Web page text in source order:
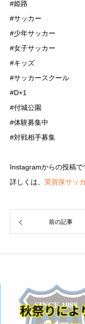
#姫路
#サッカー
#少年サッカー
#女子サッカー
#キッズ
#サッカースクール
#D+1
#付城公園
#体験募集中
#対戦相手募集
Instagramからの投稿で
詳しくは、 英賀保サッ
前の記事